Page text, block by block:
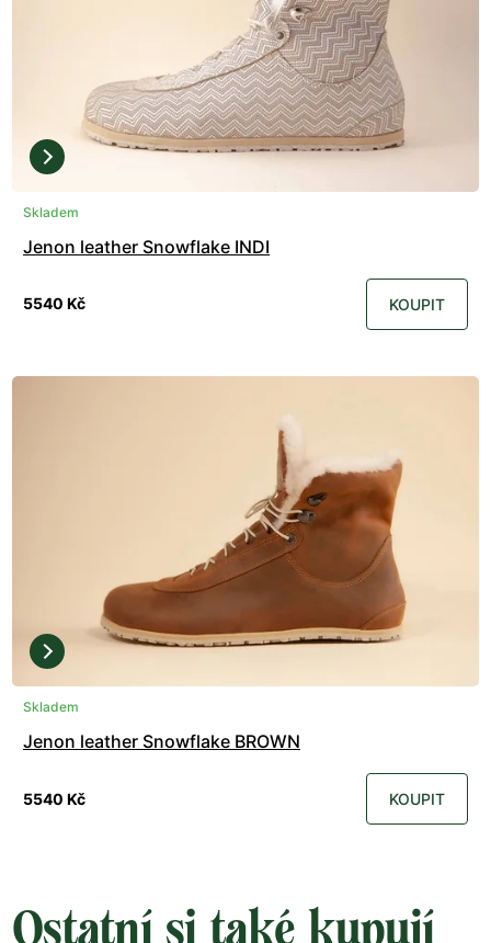
Skladem
Jenon leather Snowflake INDI
5540 Kč KOUPIT
Skladem
Jenon leather Snowflake BROWN
5540 Kč KOUPIT
Ostatní si také kupují